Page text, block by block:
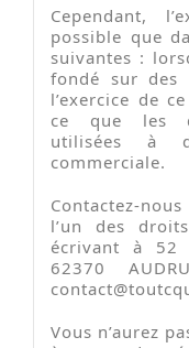
Cependant,
possible que
suivantes :
fondé sur des
l’exercice de
ce que les
utilisées à
commerciale.
Contactez-
l’un des
écrivant à 52
62370
Vous n’aurez